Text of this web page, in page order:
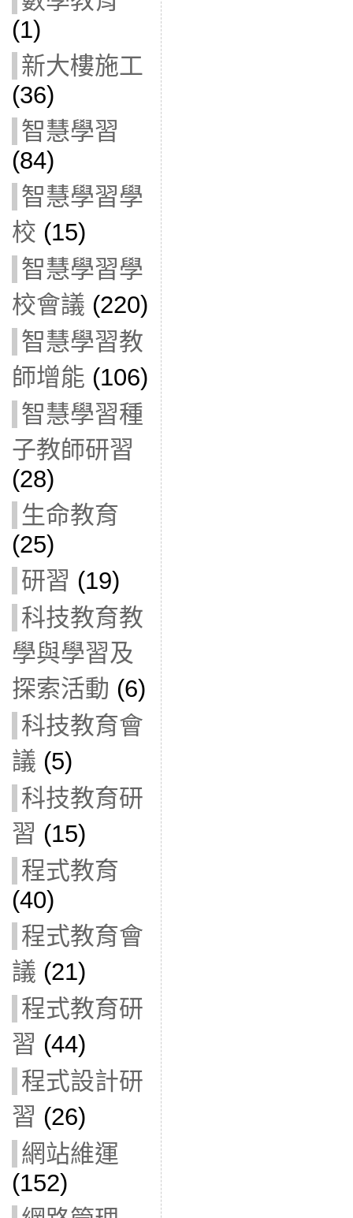
(1)
新大樓施工
(36)
智慧學習
(84)
智慧學習學
校 (15)
智慧學習學
校會議 (220)
智慧學習教
師增能 (106)
智慧學習種
子教師研習
(28)
生命教育
(25)
研習 (19)
科技教育教
學與學習及
探索活動 (6)
科技教育會
議 (5)
科技教育研
習 (15)
程式教育
(40)
程式教育會
議 (21)
程式教育研
習 (44)
程式設計研
習 (26)
網站維運
(152)